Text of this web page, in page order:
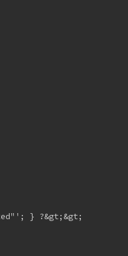
} ?&gt;&gt;